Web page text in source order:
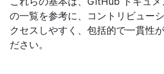
の一覧を参考に、コントリビュー
クセスしやすく、包括的で一貫性
ださい。